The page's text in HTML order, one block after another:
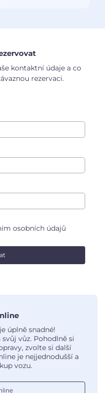
kontaktní údaje a co
rezervaci.
osobních údajů
úplně snadné!
vůz. Pohodlně si
zvolte si další
je nejjednodušší a
vozu.